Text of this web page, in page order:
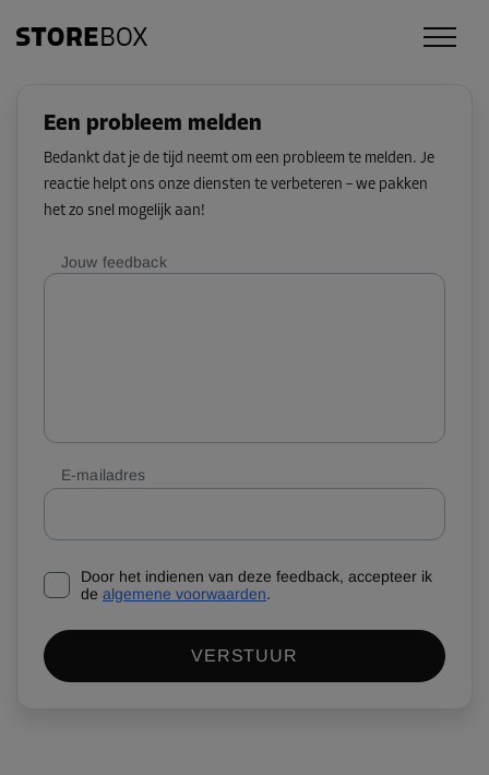
Een probleem melden
Bedankt dat je de tijd neemt om een probleem te melden. Je
reactie helpt ons onze diensten te verbeteren – we pakken
het zo snel mogelijk aan!
Jouw feedback
E-mailadres
Door het indienen van deze feedback, accepteer ik
de algemene voorwaarden.
VERSTUUR